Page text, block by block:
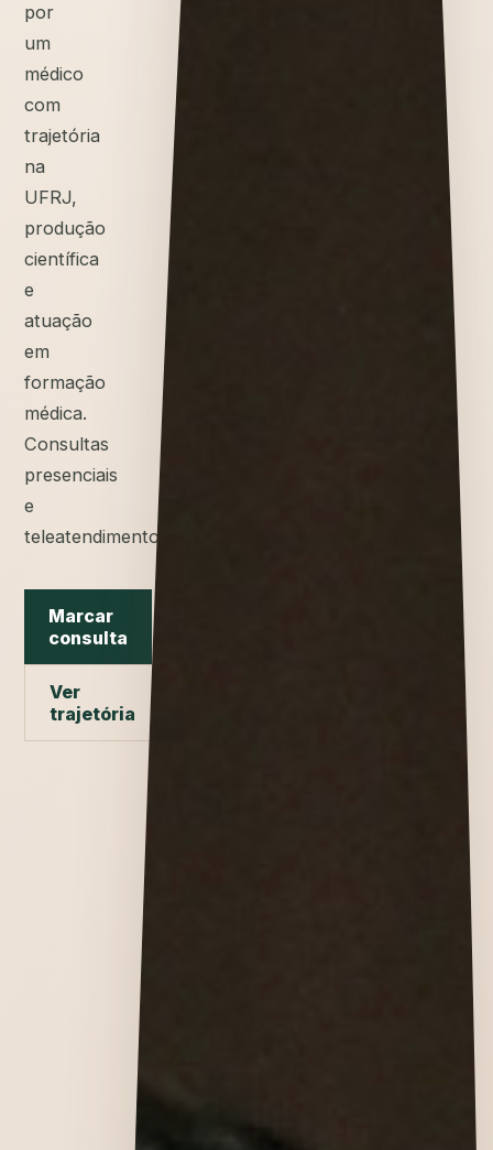
por
um
médico
com
trajetória
na
UFRJ,
produção
científica
e
atuação
em
formação
médica.
Consultas
presenciais
e
teleatendimento.
Marcar
consulta
Ver
trajetória